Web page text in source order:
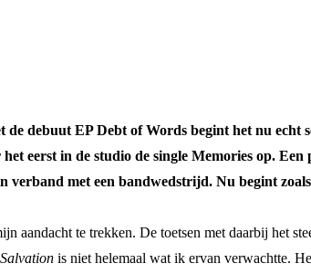
de debuut EP Debt of Words begint het nu echt
eerst in de studio de single Memories op.
met een bandwedstrijd. Nu begint
aandacht te trekken. De toetsen met daarbij het
Salvation is niet helemaal wat ik ervan verwachtte.